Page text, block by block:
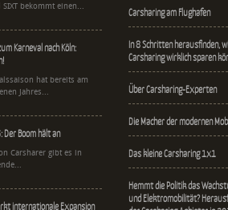
bekommt einen...
Karneval nach Köln:
hat bereits am
Jahres...
Boom hält an
Carsharer gibt es in
internationale Expansion
Carsharing am Flughafen
In 8 Schritten herausfinden,
Carsharing wirklich sparen
Über Carsharing-Experten
Die Macher der modernen
Das kleine Carsharing 1x1
Hemmt die Politik das
und Elektromobilität?